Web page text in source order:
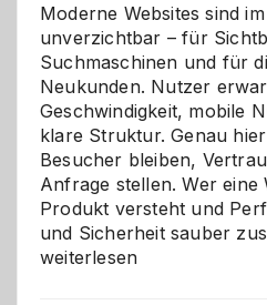
Moderne Websites sind
unverzichtbar – für
Suchmaschinen und für
Neukunden. Nutzer
Geschwindigkeit, mobile
klare Struktur. Genau
Besucher bleiben,
Anfrage stellen. Wer eine
Produkt versteht und
und Sicherheit sauber
weiterlesen